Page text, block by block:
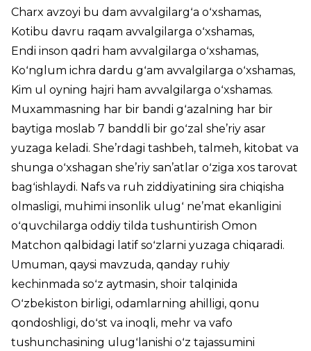
Charx avzoyi bu dam avvalgilargʻa oʻxshamas,
Kotibu davru raqam avvalgilarga oʻxshamas,
Endi inson qadri ham avvalgilarga oʻxshamas,
Koʻnglum ichra dardu gʻam avvalgilarga oʻxshamas,
Kim ul oyning hajri ham avvalgilarga oʻxshamas.
Muxammasning har bir bandi gʻazalning har bir
baytiga moslab 7 banddli bir goʻzal she’riy asar
yuzaga keladi. She’rdagi tashbeh, talmeh, kitobat va
shunga oʻxshagan she’riy san’atlar oʻziga xos tarovat
bagʻishlaydi. Nafs va ruh ziddiyatining sira chiqisha
olmasligi, muhimi insonlik ulugʻ ne’mat ekanligini
oʻquvchilarga oddiy tilda tushuntirish Omon
Matchon qalbidagi latif soʻzlarni yuzaga chiqaradi.
Umuman, qaysi mavzuda, qanday ruhiy
kechinmada soʻz aytmasin, shoir talqinida
Oʻzbekiston birligi, odamlarning ahilligi, qonu
qondoshligi, doʻst va inoqli, mehr va vafo
tushunchasining ulugʻlanishi oʻz tajassumini